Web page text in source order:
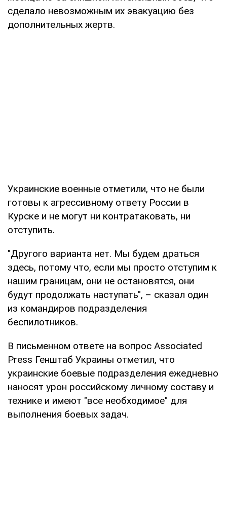
сделало невозможным их эвакуацию без
дополнительных жертв.
Украинские военные отметили, что не были
готовы к агрессивному ответу России в
Курске и не могут ни контратаковать, ни
отступить.
"Другого варианта нет. Мы будем драться
здесь, потому что, если мы просто отступим к
нашим границам, они не остановятся, они
будут продолжать наступать", – сказал один
из командиров подразделения
беспилотников.
В письменном ответе на вопрос Associated
Press Генштаб Украины отметил, что
украинские боевые подразделения ежедневно
наносят урон российскому личному составу и
технике и имеют "все необходимое" для
выполнения боевых задач.